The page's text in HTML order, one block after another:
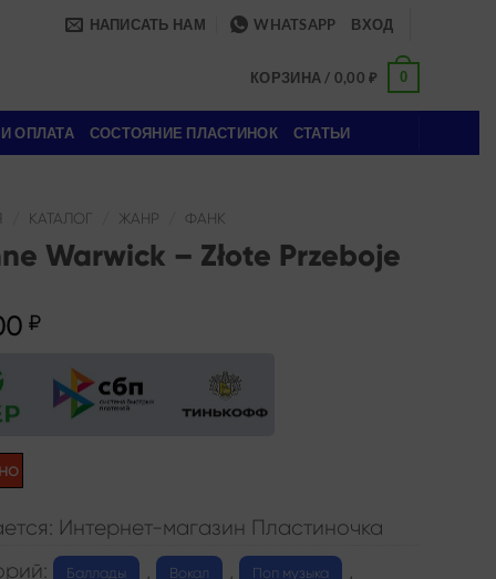
НАПИСАТЬ НАМ WHATSAPP ВХОД
КОРЗИНА / 0,00₽ 0
ОПЛАТА СОСТОЯНИЕ ПЛАСТИНОК СТАТЬИ
КАТАЛОГ ЖАНР ФАНК
Warwick – Złote Przeboje
₽
Интернет-магазин Пластиночка
Баллады , Вокал , Поп музыка ,